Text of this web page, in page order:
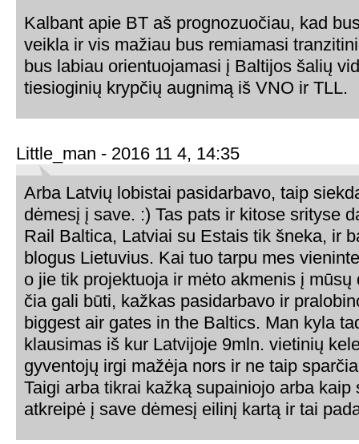
Kalbant apie BT aš prognozuočiau, kad
veikla ir vis mažiau bus remiamasi
bus labiau orientuojamasi į Baltijos šalių
tiesioginių krypčių augnimą iš VNO ir TLL.
Little_man - 2016 11 4, 14:35
Arba Latvių lobistai pasidarbavo, taip
dėmesį į save. :) Tas pats ir kitose srityse
Rail Baltica, Latviai su Estais tik šneka, ir
blogus Lietuvius. Kai tuo tarpu mes
o jie tik projektuoja ir mėto akmenis į mūsų
čia gali būti, kažkas pasidarbavo ir
biggest air gates in the Baltics. Man kyla
klausimas iš kur Latvijoje 9mln. vietinių
gyventojų irgi mažėja nors ir ne taip
Taigi arba tikrai kažką supainiojo arba kaip
atkreipė į save dėmesį eilinį kartą ir tai